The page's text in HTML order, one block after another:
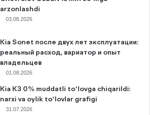
arzonlashdi
03.08.2026
Kia Sonet после двух лет эксплуатации:
реальный расход, вариатор и опыт
владельцев
01.08.2026
Kia K3 0% muddatli to‘lovga chiqarildi:
narxi va oylik to‘lovlar grafigi
31.07.2026